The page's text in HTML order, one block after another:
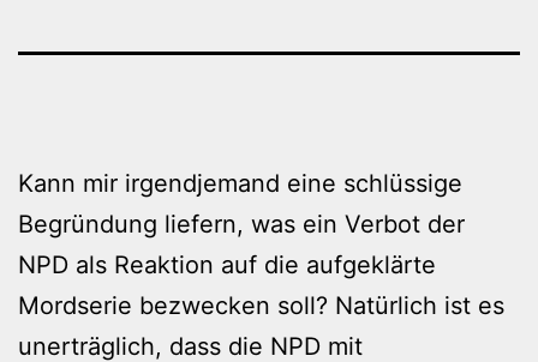
Kann mir irgendjemand eine schlüssige
Begründung liefern, was ein Verbot der
NPD als Reaktion auf die aufgeklärte
Mordserie bezwecken soll? Natürlich ist es
unerträglich, dass die NPD mit